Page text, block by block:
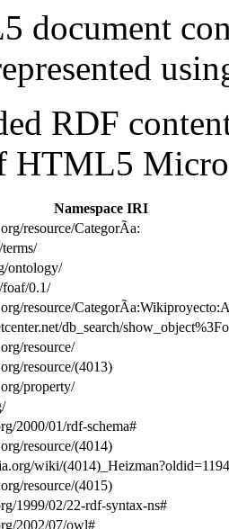
document
RDF
HTML5
Namespace IRI
resource/CategorÃ­a:
ontology/
0.1/
resource/
db_search/
resource/
resource/(4013)
property/
2000/01/rdf-schema#
resource/(4014)
wiki/
resource/(4015)
1999/02/22-rdf-syntax-ns#
2002/07/owl#